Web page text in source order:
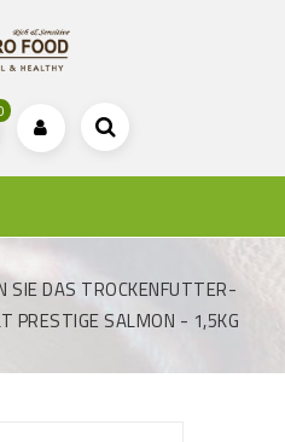
SIE DAS TROCKENFUTTER-
PRESTIGE SALMON - 1,5KG